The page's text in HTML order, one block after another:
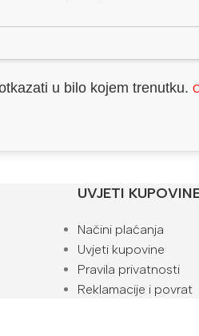
u bilo kojem trenutku.
UVJETI
Načini plaćanja
Uvjeti kupovine
Pravila privatnosti
Reklamacije i povrat